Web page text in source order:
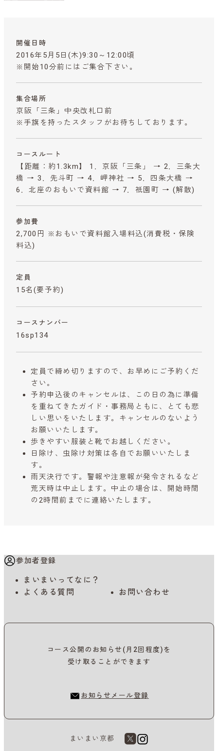
開催日時
2016年5月5日(木)9:30～12:00頃
※開始10分前にはご集合下さい。
集合場所
京阪「三条」中央改札口前
※手旗を持ったスタッフがお待ちしております。
コースルート
【距離：約1.3km】 1．京阪「三条」 → 2．三条大
橋 → 3．先斗町 → 4．岬神社 → 5．四条大橋 →
6．北座のおもいで資料館 → 7．祇園町 → (解散)
参加費
2,700円 ※おもいで資料館入場料込(消費税・保険
料込)
定員
15名(要予約)
コースナンバー
16sp134
定員で締め切りますので、お早めにご予約くだ
さい。
予約申込後のキャンセルは、この日の為に準備
を重ねてきたガイド・事務局ともに、とても悲
しい思いをいたします。キャンセルのないよう
お願いいたします。
歩きやすい服装と靴でお越しください。
日除け、虫除け対策は各自でお願いいたしま
す。
雨天決行です。警報や注意報が発令されるなど
荒天時は中止します。中止の場合は、開始時間
の2時間前までに連絡いたします。
参加者登録
まいまいってなに？
よくある質問
お問い合わせ
コース公開のお知らせ(月2回程度)を
受け取ることができます
お知らせメール登録
まいまい京都